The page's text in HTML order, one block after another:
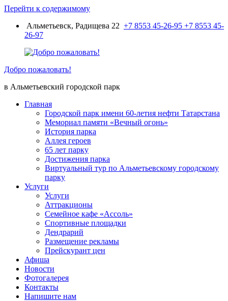
Перейти к содержимому
Альметьевск, Радищева 22 +7 8553 45-26-95 +7 8553 45-
26-97
Добро пожаловать!
в Альметьевский городской парк
Главная
Городской парк имени 60-летия нефти Татарстана
Мемориал памяти «Вечный огонь»
История парка
Аллея героев
65 лет парку
Достижения парка
Виртуальный тур по Альметьевскому городскому
парку
Услуги
Услуги
Аттракционы
Семейное кафе «Ассоль»
Спортивные площадки
Дендрарий
Размещение рекламы
Прейскурант цен
Афиша
Новости
Фотогалерея
Контакты
Напишите нам